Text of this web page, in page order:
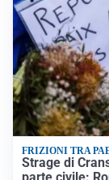
FRIZIONI TRA
Strage di